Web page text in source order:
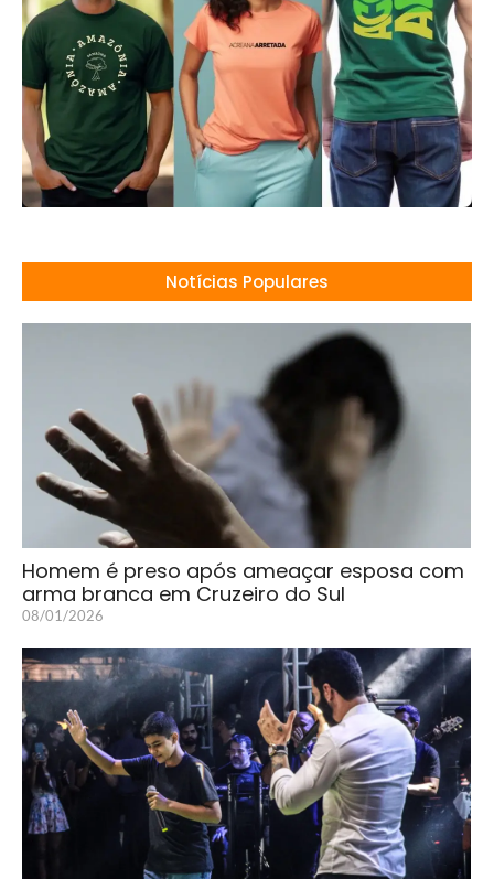
Notícias Populares
Homem é preso após ameaçar esposa com
arma branca em Cruzeiro do Sul
08/01/2026